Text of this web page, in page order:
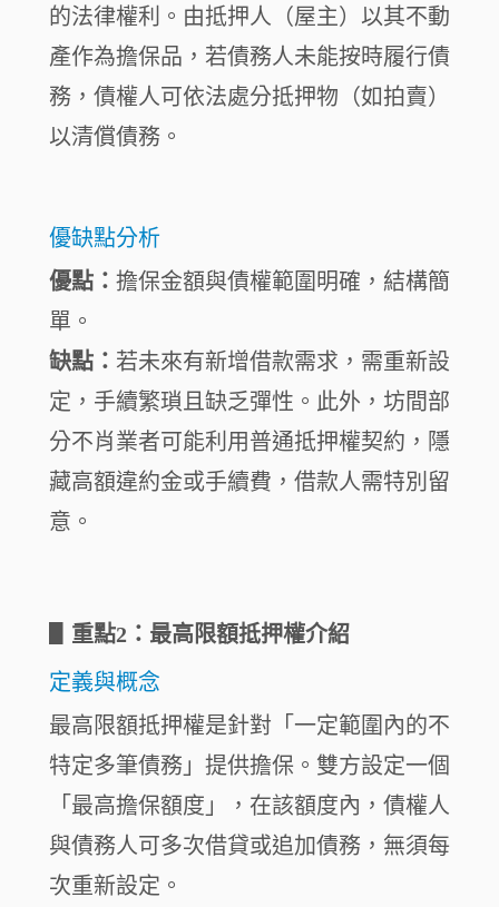
的法律權利。由抵押人（屋主）以其不動
產作為擔保品，若債務人未能按時履行債
務，債權人可依法處分抵押物（如拍賣）
以清償債務。
優缺點分析
優點： 擔保金額與債權範圍明確，結構簡
單。
缺點： 若未來有新增借款需求，需重新設
定，手續繁瑣且缺乏彈性。此外，坊間部
分不肖業者可能利用普通抵押權契約，隱
藏高額違約金或手續費，借款人需特別留
意。
重點2：最高限額抵押權介紹
定義與概念
最高限額抵押權是針對「一定範圍內的不
特定多筆債務」提供擔保。雙方設定一個
「最高擔保額度」，在該額度內，債權人
與債務人可多次借貸或追加債務，無須每
次重新設定。